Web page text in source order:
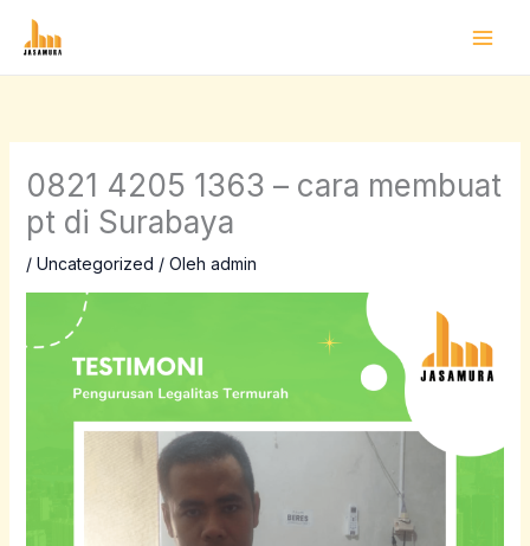
0821 4205 1363 – cara membuat
pt di Surabaya
/ Uncategorized / Oleh admin